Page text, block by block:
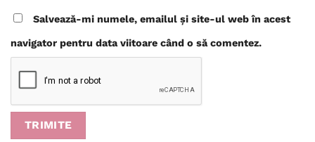
Salvează-mi numele, emailul și site-ul web în acest
navigator pentru data viitoare când o să comentez.